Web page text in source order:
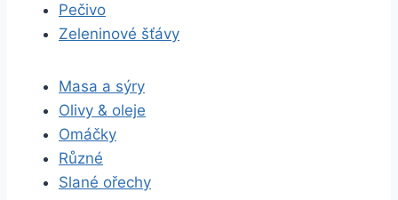
Pečivo
Zeleninové šťávy
Masa a sýry
Olivy & oleje
Omáčky
Různé
Slané ořechy